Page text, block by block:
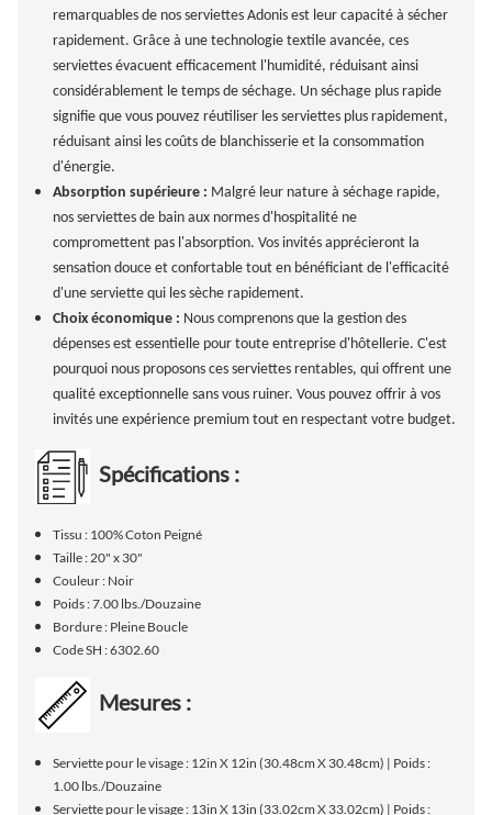
remarquables de nos serviettes Adonis est leur capacité à sécher
rapidement. Grâce à une technologie textile avancée, ces
serviettes évacuent efficacement l'humidité, réduisant ainsi
considérablement le temps de séchage. Un séchage plus rapide
signifie que vous pouvez réutiliser les serviettes plus rapidement,
réduisant ainsi les coûts de blanchisserie et la consommation
d'énergie.
Absorption supérieure : Malgré leur nature à séchage rapide,
nos serviettes de bain aux normes d'hospitalité ne
compromettent pas l'absorption. Vos invités apprécieront la
sensation douce et confortable tout en bénéficiant de l'efficacité
d'une serviette qui les sèche rapidement.
Choix économique : Nous comprenons que la gestion des
dépenses est essentielle pour toute entreprise d'hôtellerie. C'est
pourquoi nous proposons ces serviettes rentables, qui offrent une
qualité exceptionnelle sans vous ruiner. Vous pouvez offrir à vos
invités une expérience premium tout en respectant votre budget.
Spécifications :
Tissu : 100% Coton Peigné
Taille : 20" x 30"
Couleur : Noir
Poids : 7.00 lbs./Douzaine
Bordure : Pleine Boucle
Code SH : 6302.60
Mesures :
Serviette pour le visage : 12in X 12in (30.48cm X 30.48cm) | Poids :
1.00 lbs./Douzaine
Serviette pour le visage : 13in X 13in (33.02cm X 33.02cm) | Poids :